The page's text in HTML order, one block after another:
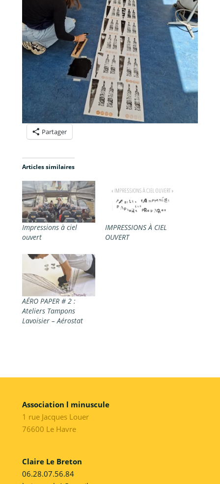
Partager
Articles similaires
Impressions à ciel
ouvert
IMPRESSIONS À CIEL
OUVERT
AÉRO PAPER # 2 :
Ateliers Tampons
Lavoisier – Aérostat
Association l minuscule
1 rue Jacques Louer
76600 Le Havre
Claire Le Breton
06.28.07.56.84